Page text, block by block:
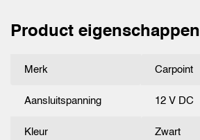
Product eigenschappen
Merk Carpoint
Aansluitspanning 12 V DC
Kleur Zwart